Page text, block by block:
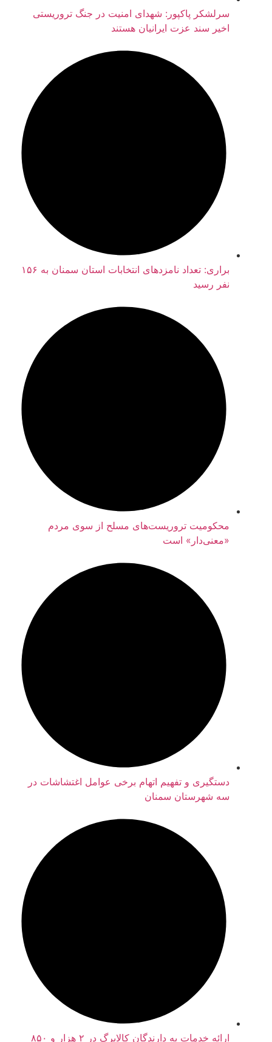
سرلشکر پاکپور: شهدای امنیت در جنگ تروریستی
اخیر سند عزت ایرانیان هستند
براری: تعداد نامزدهای انتخابات استان سمنان به ۱۵۶
محکومیت تروریست‌های مسلح از سوی مردم
«معنی‌دار» است
دستگیری و تفهیم اتهام برخی عوامل اغتشاشات در
سه شهرستان سمنان
ارائه خدمات به دارندگان کالابرگ در ۲ هزار و ۸۵۰